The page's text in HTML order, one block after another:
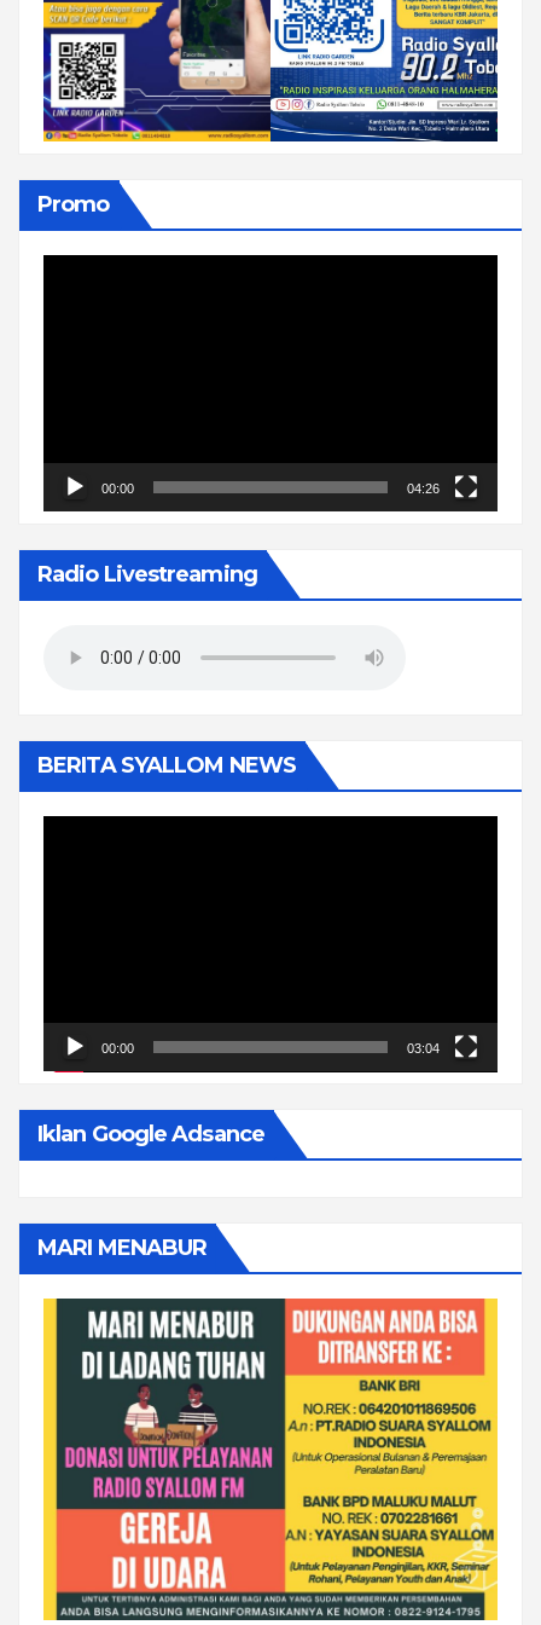
Promo
00:00 04:26
Radio Livestreaming
BERITA SYALLOM NEWS
00:00 03:04
Iklan Google Adsance
MARI MENABUR